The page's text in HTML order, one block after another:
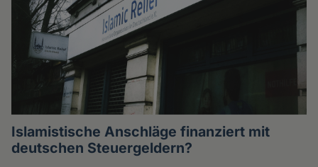
Islamistische Anschläge finanziert mit
deutschen Steuergeldern?